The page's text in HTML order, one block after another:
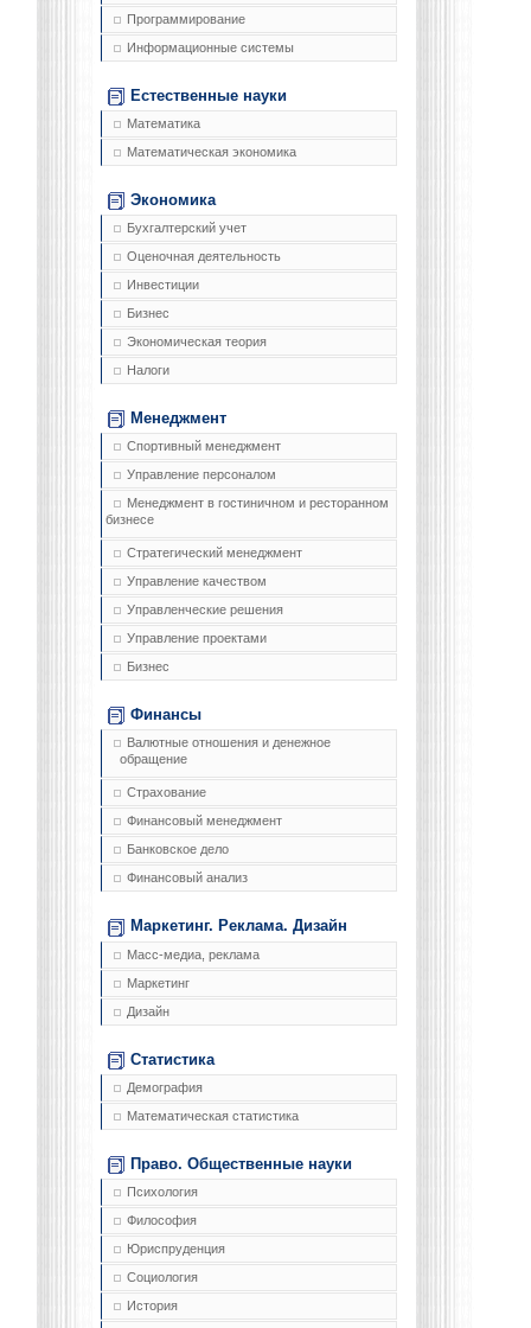
Программирование
Информационные системы
Естественные науки
Математика
Математическая экономика
Экономика
Бухгалтерский учет
Оценочная деятельность
Инвестиции
Бизнес
Экономическая теория
Налоги
Менеджмент
Спортивный менеджмент
Управление персоналом
Менеджмент в гостиничном и ресторанном
бизнесе
Стратегический менеджмент
Управление качеством
Управленческие решения
Управление проектами
Бизнес
Финансы
Валютные отношения и денежное
обращение
Страхование
Финансовый менеджмент
Банковское дело
Финансовый анализ
Маркетинг. Реклама. Дизайн
Масс-медиа, реклама
Маркетинг
Дизайн
Статистика
Демография
Математическая статистика
Право. Общественные науки
Психология
Философия
Юриспруденция
Социология
История